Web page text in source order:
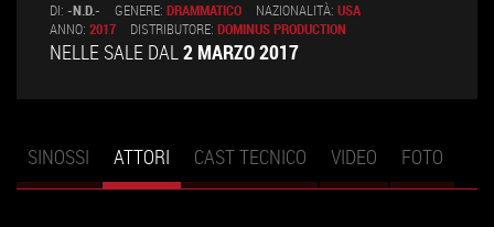
DI: -N.D.- GENERE: DRAMMATICO NAZIONALITÀ: USA
ANNO: 2017 DISTRIBUTORE: DOMINUS PRODUCTION
NELLE SALE DAL2 MARZO 2017
Schede primarie
SINOSSI ATTORI (SCHEDA
ATTIVA)
CAST TECNICO VIDEO FOTO